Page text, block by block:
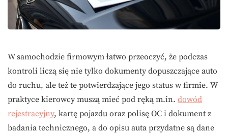
W samochodzie firmowym łatwo przeoczyć, że podczas
kontroli liczą się nie tylko dokumenty dopuszczające auto
do ruchu, ale też te potwierdzające jego status w firmie. W
praktyce kierowcy muszą mieć pod ręką m.in. dowód
rejestracyjny, kartę pojazdu oraz polisę OC i dokument z
badania technicznego, a do opisu auta przydatne są dane